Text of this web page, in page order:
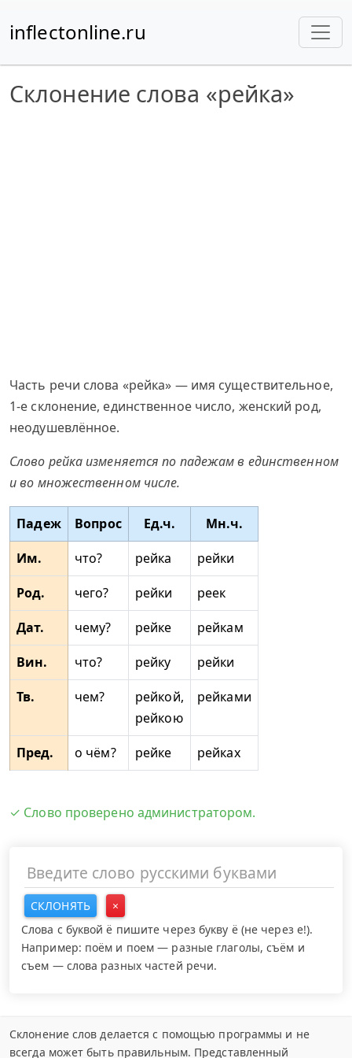
inflectonline.ru
Склонение слова «рейка»
Часть речи слова «рейка» — имя существительное,
1-е склонение, единственное число, женский род,
неодушевлённое.
Слово рейка изменяется по падежам в единственном
и во множественном числе.
Падеж Вопрос Ед.ч.
Мн.ч.
Им.
что? рейка
рейки
Род.
чего? рейки
реек
Дат.
чему? рейке
рейкам
Вин.
что? рейку
рейки
Тв.
чем?
рейкой,
рейкою
рейками
Пред. о чём? рейке рейках
✓ Слово проверено администратором.
СКЛОНЯТЬ
×
Слова с буквой ё пишите через букву ё (не через е!).
Например: поём и поем — разные глаголы, съём и
съем — слова разных частей речи.
Склонение слов делается с помощью программы и не
всегда может быть правильным. Представленный